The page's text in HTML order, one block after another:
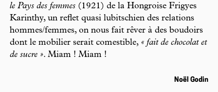
le Pays des femmes (1921) de la Hongroise Frigyes
Karinthy, un reflet quasi lubitschien des relations
hommes/femmes, on nous fait rêver à des boudoirs
dont le mobilier serait comestible, « fait de chocolat et
de sucre ». Miam ! Miam !
Noël Godin